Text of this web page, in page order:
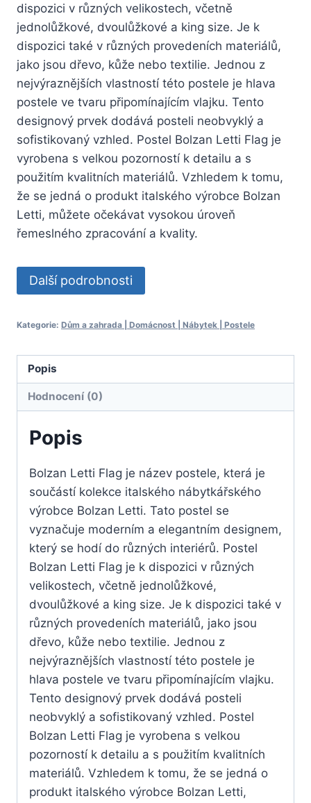
dispozici v různých velikostech, včetně
jednolůžkové, dvoulůžkové a king size. Je k
dispozici také v různých provedeních materiálů,
jako jsou dřevo, kůže nebo textilie. Jednou z
nejvýraznějších vlastností této postele je hlava
postele ve tvaru připomínajícím vlajku. Tento
designový prvek dodává posteli neobvyklý a
sofistikovaný vzhled. Postel Bolzan Letti Flag je
vyrobena s velkou pozorností k detailu a s
použitím kvalitních materiálů. Vzhledem k tomu,
že se jedná o produkt italského výrobce Bolzan
Letti, můžete očekávat vysokou úroveň
řemeslného zpracování a kvality.
Další podrobnosti
Kategorie: Dům a zahrada | Domácnost | Nábytek | Postele
Popis
Hodnocení (0)
Popis
Bolzan Letti Flag je název postele, která je
součástí kolekce italského nábytkářského
výrobce Bolzan Letti. Tato postel se
vyznačuje moderním a elegantním designem,
který se hodí do různých interiérů. Postel
Bolzan Letti Flag je k dispozici v různých
velikostech, včetně jednolůžkové,
dvoulůžkové a king size. Je k dispozici také v
různých provedeních materiálů, jako jsou
dřevo, kůže nebo textilie. Jednou z
nejvýraznějších vlastností této postele je
hlava postele ve tvaru připomínajícím vlajku.
Tento designový prvek dodává posteli
neobvyklý a sofistikovaný vzhled. Postel
Bolzan Letti Flag je vyrobena s velkou
pozorností k detailu a s použitím kvalitních
materiálů. Vzhledem k tomu, že se jedná o
produkt italského výrobce Bolzan Letti,